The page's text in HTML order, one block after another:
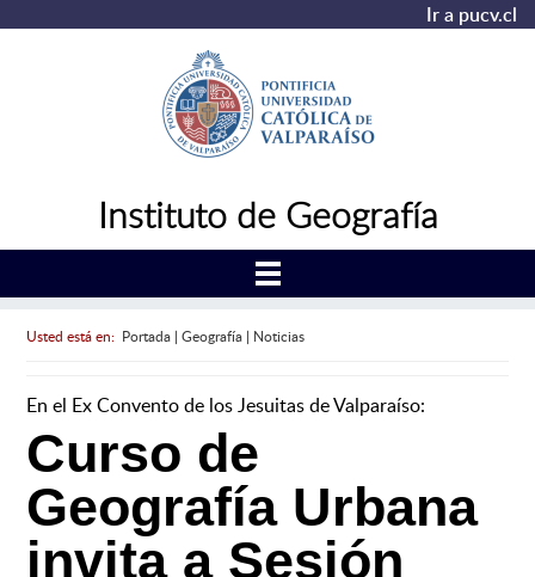
Ir a pucv.cl
Instituto de Geografía
Usted está en: Portada| Geografía| Noticias
En el Ex Convento de los Jesuitas de Valparaíso:
Curso de
Geografía Urbana
invita a Sesión